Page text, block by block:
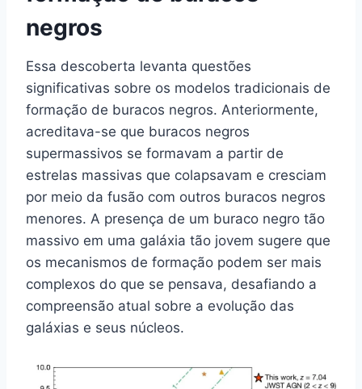
negros
Essa descoberta levanta questões
significativas sobre os modelos tradicionais de
formação de buracos negros. Anteriormente,
acreditava-se que buracos negros
supermassivos se formavam a partir de
estrelas massivas que colapsavam e cresciam
por meio da fusão com outros buracos negros
menores. A presença de um buraco negro tão
massivo em uma galáxia tão jovem sugere que
os mecanismos de formação podem ser mais
complexos do que se pensava, desafiando a
compreensão atual sobre a evolução das
galáxias e seus núcleos.